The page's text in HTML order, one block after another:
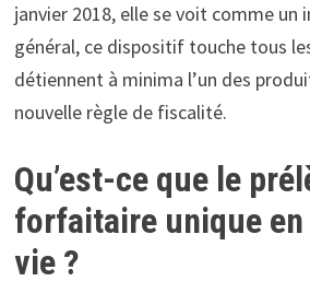
janvier 2018, elle se voit comme un
général, ce dispositif touche tous
détiennent à minima l’un des
nouvelle règle de fiscalité.
Qu’est-ce que le
forfaitaire unique
vie ?